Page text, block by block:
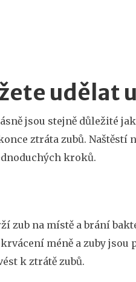
udělat
jsou stejně důležité
ztráta zubů. Naštěstí
kroků.
zub na místě a brání
méně a zuby jsou
k ztrátě zubů.